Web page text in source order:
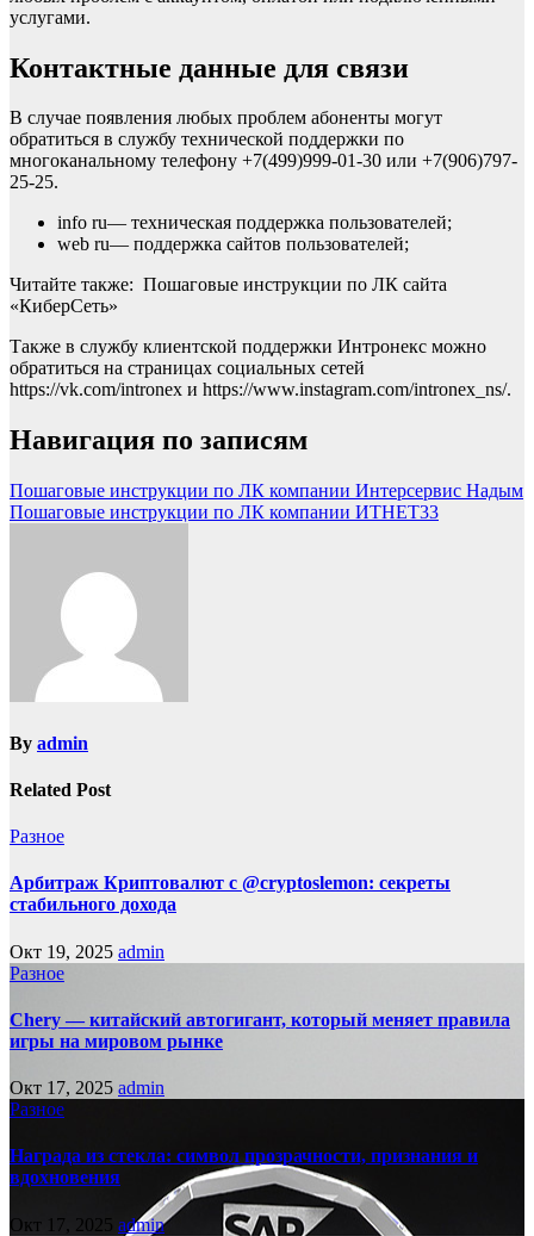
услугами.
Контактные данные для связи
В случае появления любых проблем абоненты могут
обратиться в службу технической поддержки по
многоканальному телефону +7(499)999-01-30 или +7(906)797-
25-25.
info ru— техническая поддержка пользователей;
web ru— поддержка сайтов пользователей;
Читайте также: Пошаговые инструкции по ЛК сайта
«КиберСеть»
Также в службу клиентской поддержки Интронекс можно
обратиться на страницах социальных сетей
https://vk.com/intronex и https://www.instagram.com/intronex_ns/.
Навигация по записям
Пошаговые инструкции по ЛК компании Интерсервис Надым
Пошаговые инструкции по ЛК компании ИТНЕТ33
By admin
Related Post
Разное
Арбитраж Криптовалют с @cryptoslemon: секреты
стабильного дохода
Окт 19, 2025 admin
Разное
Chery — китайский автогигант, который меняет правила
игры на мировом рынке
Окт 17, 2025 admin
Разное
Награда из стекла: символ прозрачности, признания и
вдохновения
Окт 17, 2025 admin